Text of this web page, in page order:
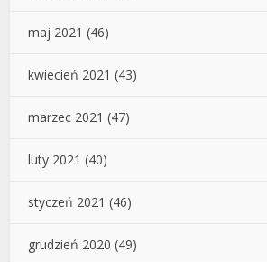
maj 2021 (46)
kwiecień 2021 (43)
marzec 2021 (47)
luty 2021 (40)
styczeń 2021 (46)
grudzień 2020 (49)